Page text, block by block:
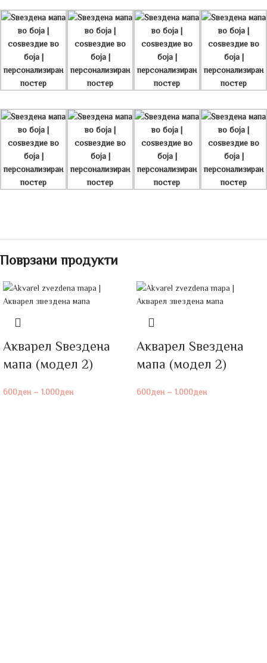
Поврзани продукти
Акварел Ѕвездена
мапа (модел 2)
600ден – 1.000ден
Акварел Ѕвездена
мапа (модел 2)
600ден – 1.000ден